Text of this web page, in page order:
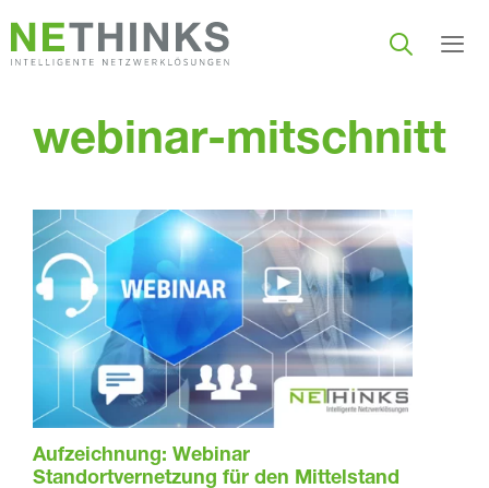
Inhalt
springen
webinar-mitschnitt
Aufzeichnung: Webinar
Standortvernetzung für den Mittelstand